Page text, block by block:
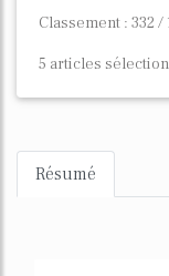
Classement : 332 /
5 articles
Résumé